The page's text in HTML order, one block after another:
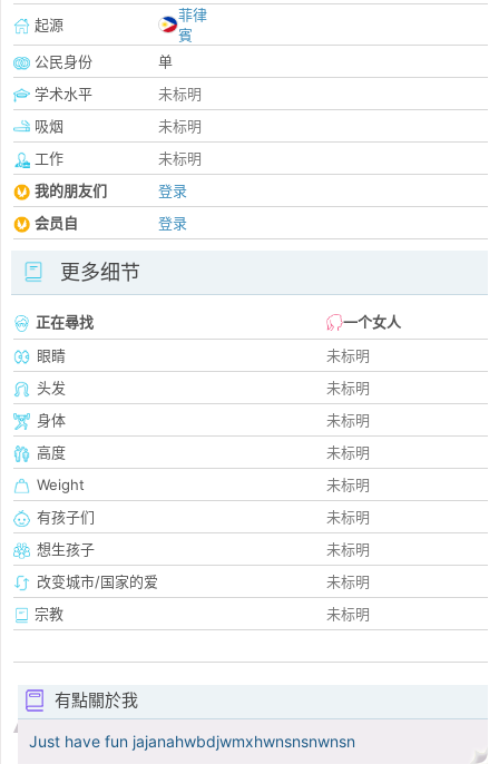
起源
菲律
賓
公民身份
单
学术水平
未标明
吸烟
未标明
工作
未标明
我的朋友们
登录
会员自
登录
更多细节
正在尋找
一个女人
眼睛
未标明
头发
未标明
身体
未标明
高度
未标明
Weight
未标明
有孩子们
未标明
想生孩子
未标明
改变城市/国家的爱
未标明
宗教
未标明
有點關於我
Just have fun jajanahwbdjwmxhwnsnsnwnsn